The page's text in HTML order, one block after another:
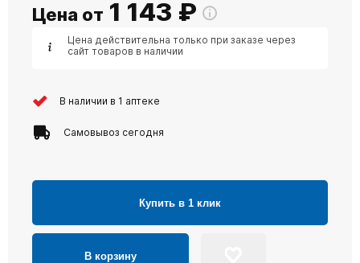
Цена от 1 143 ₽
Цена действительна только при заказе через
сайт товаров в наличии
В наличии в 1 аптеке
Самовывоз сегодня
Купить в 1 клик
В корзину